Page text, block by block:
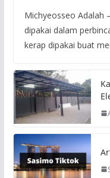
Michyeosseo Adalah
dipakai dalam
kerap dipakai buat